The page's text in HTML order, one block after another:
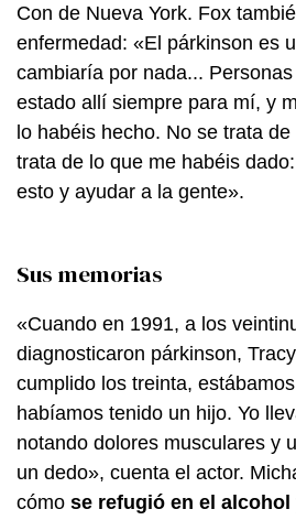
Con de Nueva York. Fox
enfermedad: «El párkinson es
cambiaría por nada...
estado allí siempre para mí, y
lo habéis hecho. No se trata
trata de lo que me habéis
esto y ayudar a la gente».
Sus memorias
«Cuando en 1991, a los
diagnosticaron párkinson,
cumplido los treinta,
habíamos tenido un hijo. Yo
notando dolores musculares y
un dedo», cuenta el actor.
cómo se refugió en el alcohol